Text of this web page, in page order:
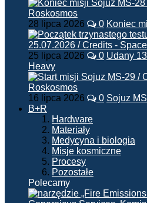
28 lipca 2026 0 Koniec
25 lipca 2026 0 Udany
Heavy
16 lipca 2026 0 Sojuz
B+R
Hardware
Materiały
Medycyna i biologia
Misje kosmiczne
Procesy
Pozostałe
Polecamy